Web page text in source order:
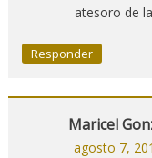
atesoro de
Responder
Maricel
agosto 7,